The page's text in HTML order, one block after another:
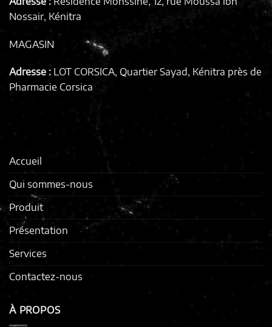
Nossair, Kénitra
MAGASIN
Adresse : LOT CORSICA, Quartier Sayad, Kénitra près de
Pharmacie Corsica
Accueil
Qui sommes-nous
Produit
Présentation
Services
Contactez-nous
À PROPOS